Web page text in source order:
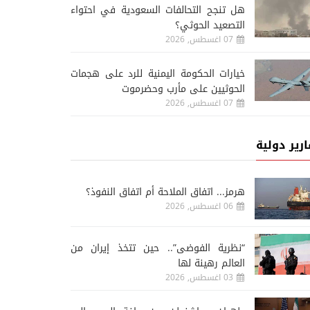
هل تنجح التحالفات السعودية في احتواء
التصعيد الحوثي؟
07 اغسطس, 2026
خيارات الحكومة اليمنية للرد على هجمات
الحوثيين على مأرب وحضرموت
07 اغسطس, 2026
دولية
هرمز... اتفاق الملاحة أم اتفاق النفوذ؟
06 اغسطس, 2026
“نظرية الفوضى”.. حين تتخذ إيران من
العالم رهينة لها
03 اغسطس, 2026